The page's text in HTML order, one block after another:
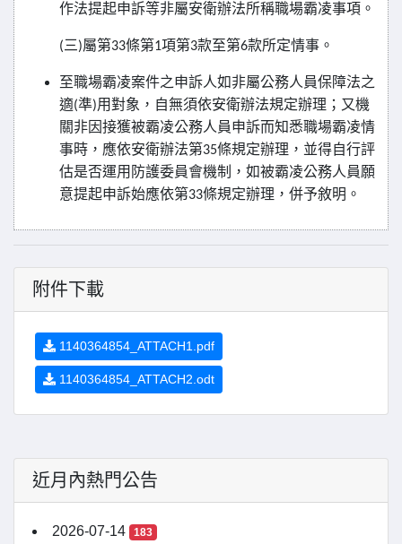
作法提起申訴等非屬安衛辦法所稱職場霸凌事項。
(三)屬第33條第1項第3款至第6款所定情事。
至職場霸凌案件之申訴人如非屬公務人員保障法之
適(準)用對象，自無須依安衛辦法規定辦理；又機
關非因接獲被霸凌公務人員申訴而知悉職場霸凌情
事時，應依安衛辦法第35條規定辦理，並得自行評
估是否運用防護委員會機制，如被霸凌公務人員願
意提起申訴始應依第33條規定辦理，併予敘明。
附件下載
1140364854_ATTACH1.pdf
1140364854_ATTACH2.odt
近月內熱門公告
2026-07-14 183